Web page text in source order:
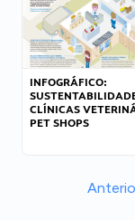
INFOGRÁFICO:
CLÍNICAS
PET SHOPS